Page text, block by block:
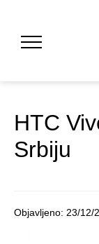
HTC
Srbiju
Objavljeno: 23/12/